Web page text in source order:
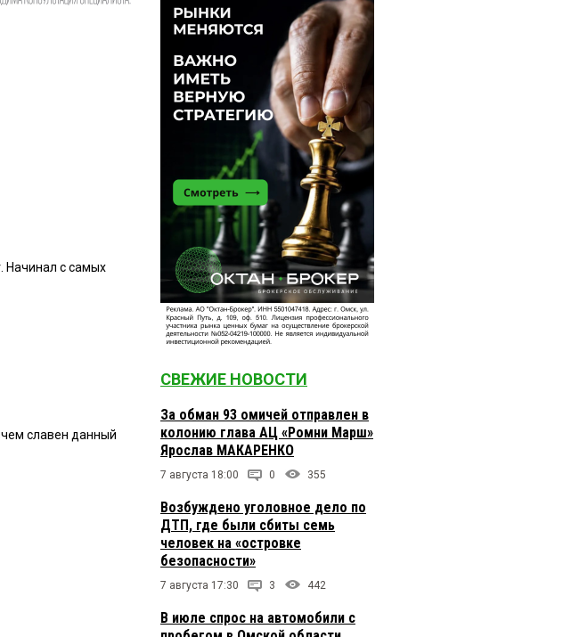
Начинал с самых
славен данный
СВЕЖИЕ НОВОСТИ
За обман 93 омичей отправлен в
колонию глава АЦ «Ромни Марш»
Ярослав МАКАРЕНКО
7 августа 18:00 0 355
Возбуждено уголовное дело по
ДТП, где были сбиты семь
человек на «островке
безопасности»
7 августа 17:30 3 442
В июле спрос на автомобили с